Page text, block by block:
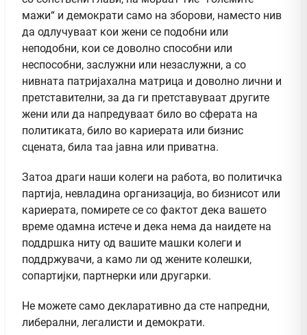
мажи“ и демократи само на зборови, наместо нив
да одлучуваат кои жени се подобни или
неподобни, кои се доволно способни или
неспособни, заслужни или незаслужни, а со
нивната патријахална матрица и доволно лични и
претставителни, за да ги претставуваат другите
жени или да напредуваат било во сферата на
политиката, било во кариерата или бизнис
сцената, била таа јавна или приватна.
Затоа драги наши колеги на работа, во политичка
партија, невладина организација, во бизнисот или
кариерата, помирете се со фактот дека вашето
време одамна истече и дека нема да наидете на
поддршка ниту од вашите машки колеги и
поддржувачи, а камо ли од жените колешки,
сопартијки, партнерки или другарки.
Не можете само декларативно да сте напредни,
либерални, легалисти и демократи.